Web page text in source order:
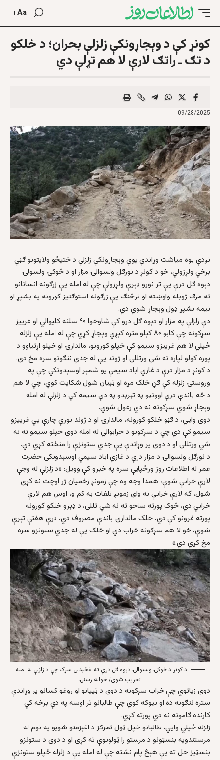
Aa
کونړ کې د وېجاړونکې زلزلې بحران؛ د خلکو
د تګ ـ راتګ لارې لا هم تړلې دي
09/28/2025
نږدې یوه میاشت وړاندې یوې وېجاړونکې زلزلې د ختیځو ولایتونو ګڼې
برخې ولړزولې، خو د کونړ د نورګل ولسوالۍ مزار او د څوکۍ ولسولۍ
دېوه ګل درې یې تر نورو ډېرې ولړزولې چې له امله یې زرګونه انسانانو
ته مرګ ژوبله واوښته او ترڅنګ یې زرګونه استوګنیز کورونه په بشپړ او
نیمه بشپړ ډول وېجاړ شوي دي.
دې زلزلې په مزار او دېوه ګل درو کې شاوخوا ۹۰ سلنه کلیوالي او غرییز
سړکونه چې کابو ۸۰ کېلو متره کېږي وېجاړ کړي چې له امله یې زلزله
ځپلي لا هم غرییزو سیمو کې خپلو کورونو، مالدارۍ او خپلو اړتیاوو د
پوره کولو لپاره نه شي ورتللی او ژوند یې له جدي ننګونو سره مخ دی.
د کونړ د مزار درې د غازي اباد سیمې یو شمېر اوسېدونکي چې په
وروستۍ زلزله کې ګڼ خلک مړه او ټپیان شول شکایت کوي، چې لا هم
د څه باندې درې اوونیو په تېرېدو په دې سیمه کې د زلزلې له امله
وېجاړ شوي سړکونه نه دي رغول شوي.
دوی وايي، د ګڼو خلکو کورونه، مالدارۍ او د ژوند نورې چارې یې غرییزو
سیمو کې دي چې د سړکونو د خرابوالي له امله دوی خپلو سیمو ته نه
شي ورتللی او د دوی پر وړاندې یې جدي ستونزې را منځته کړي دي.
د نورګل ولسوالۍ د مزار درې د غازي اباد سیمې اوسېدونکی حضرت
عمر له اطلاعات روز ورځپاڼې سره په خبرو کې وویل: «د زلزلې له وجې
لارې خرابې شوې، همدا وجه وه چې زمونږ زخمیان ژر اوچت نه کړی
شول، که لارې خرابې نه وای زمونږ تلفات به کم و، اوس هم لارې
خرابې دي، څوک پورته ساحو ته نه شي تللی، د ډېرو خلکو کورونه
پورته غرونو کې دي، خلک مالدارۍ باندې مصروف دي، درې هفتې تېرې
شوې، خو لا هم سړکونه خراب دي او خلک یې له جدي ستونزو سره
مخ کړي دي.»
د کونړ د څوکۍ ولسوالۍ دېوه ګل درې ته غځېدلی سړک چې د زلزلې له امله
تخریب شوی/ خواله رسنۍ
دوی زیاتوي چې خراب سړکونه د دوی د ټپیانو او روغو کسانو پر وړاندې
ستره ننګونه ده او نیوکه کوي چې طالبانو تر اوسه په دې برخه کې
کارنده ګامونه نه دي پورته کړي.
زلزله ځپلي وايي، طالبانو خپل ټول تمرکز د اغېزمنو شویو په نوم له
مرستندویه بنسټونو د مرستو را ټولونوې ته کړی او د دوی د ستونزو
بنسټیز حل ته یې هېڅ پام نشته چې له امله یې د زلزله ځپلو ستونزې